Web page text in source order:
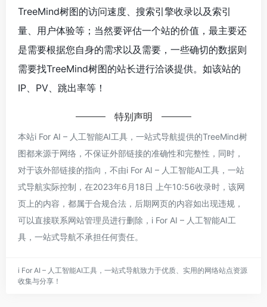
TreeMind树图的访问速度、搜索引擎收录以及索引
量、用户体验等；当然要评估一个站的价值，最主要还
是需要根据您自身的需求以及需要，一些确切的数据则
需要找TreeMind树图的站长进行洽谈提供。如该站的
IP、PV、跳出率等！
特别声明
本站i For AI – 人工智能AI工具，一站式导航提供的TreeMind树
图都来源于网络，不保证外部链接的准确性和完整性，同时，
对于该外部链接的指向，不由i For AI – 人工智能AI工具，一站
式导航实际控制，在2023年6月18日 上午10:56收录时，该网
页上的内容，都属于合规合法，后期网页的内容如出现违规，
可以直接联系网站管理员进行删除，i For AI – 人工智能AI工
具，一站式导航不承担任何责任。
i For AI – 人工智能AI工具，一站式导航致力于优质、实用的网络站点资源
收集与分享！